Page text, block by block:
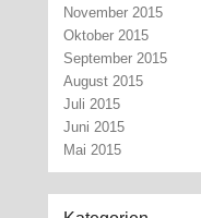
November 2015
Oktober 2015
September 2015
August 2015
Juli 2015
Juni 2015
Mai 2015